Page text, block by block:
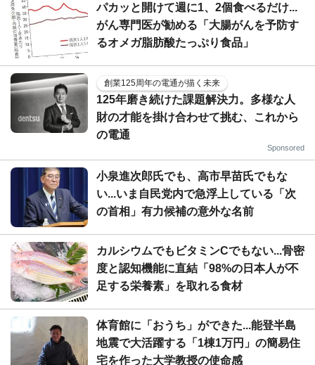
パカッと開けて週に1、2個食べるだけ...
がん専門医が勧める「大腸がんを予防す
るオメガ脂肪酸たっぷり食品」
創業125周年の電通が描く未来
125年磨き続けた課題解決力。多様な人
財の才能を掛け合わせて挑む、これから
の電通
Sponsored
小泉進次郎氏でも、高市早苗氏でもな
い...いま自民党内で急浮上している「次
の首相」有力候補の意外な名前
カルシウムでもビタミンCでもない...骨密
度と認知機能に直結「98%の日本人が不
足する栄養素」を取れる食材
体育館に「おうち」ができた...能登半島
地震で大活躍する「1棟1万円」の簡易住
宅を作った大学教授の使命感